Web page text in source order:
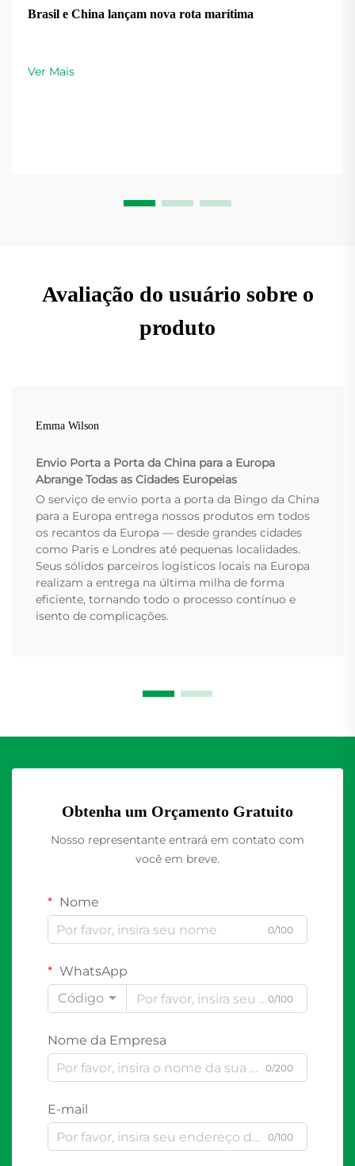
Brasil e China lançam nova rota marítima
Ver Mais
Avaliação do usuário sobre o
produto
Emma Wilson
Envio Porta a Porta da China para a Europa
Abrange Todas as Cidades Europeias
O serviço de envio porta a porta da Bingo da China
para a Europa entrega nossos produtos em todos
os recantos da Europa — desde grandes cidades
como Paris e Londres até pequenas localidades.
Seus sólidos parceiros logísticos locais na Europa
realizam a entrega na última milha de forma
eficiente, tornando todo o processo contínuo e
isento de complicações.
Obtenha um Orçamento Gratuito
Nosso representante entrará em contato com
você em breve.
Nome
0/100
WhatsApp
Código
0/100
Nome da Empresa
0/200
E-mail
0/100